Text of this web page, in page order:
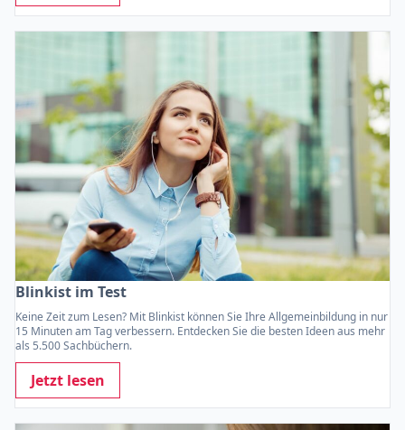
Blinkist im Test
Keine Zeit zum Lesen? Mit Blinkist können Sie Ihre Allgemeinbildung in nur
15 Minuten am Tag verbessern. Entdecken Sie die besten Ideen aus mehr
als 5.500 Sachbüchern.
Jetzt lesen